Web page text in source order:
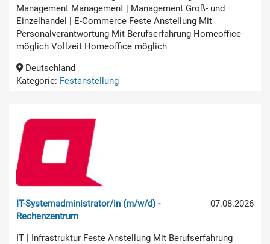
Management Management | Management Groß- und
Einzelhandel | E-Commerce Feste Anstellung Mit
Personalverantwortung Mit Berufserfahrung Homeoffice
möglich Vollzeit Homeoffice möglich
Deutschland
Kategorie: Festanstellung
07.08.2026
IT-Systemadministrator/in (m/w/d) -
Rechenzentrum
IT | Infrastruktur Feste Anstellung Mit Berufserfahrung